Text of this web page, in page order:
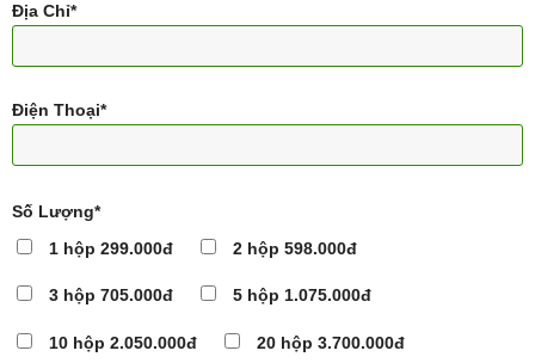
Địa Chỉ*
Điện Thoại*
Số Lượng*
1 hộp 299.000đ
2 hộp 598.000đ
3 hộp 705.000đ 5 hộp 1.075.000đ
10 hộp 2.050.000đ 20 hộp 3.700.000đ